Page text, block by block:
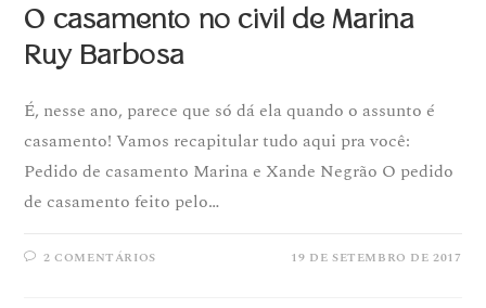
O casamento no civil de Marina
Ruy Barbosa
É, nesse ano, parece que só dá ela quando o assunto é
casamento! Vamos recapitular tudo aqui pra você:
Pedido de casamento Marina e Xande Negrão O pedido
de casamento feito pelo…
2 COMENTÁRIOS 19 DE SETEMBRO DE 2017